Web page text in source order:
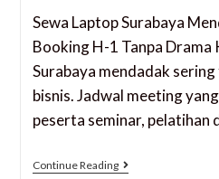
Sewa Laptop Surabaya
Booking H-1 Tanpa Drama
Surabaya mendadak
bisnis. Jadwal meeting
peserta seminar,
Continue Reading